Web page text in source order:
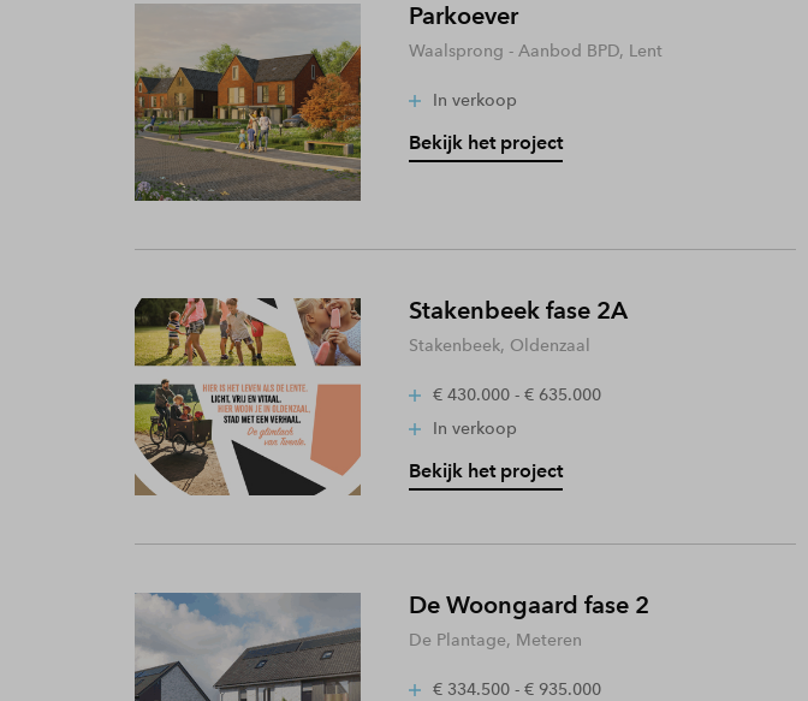
Parkoever
Waalsprong - Aanbod BPD, Lent
In verkoop
Bekijk het project
Stakenbeek fase 2A
Stakenbeek, Oldenzaal
€ 430.000 - € 635.000
In verkoop
Bekijk het project
De Woongaard fase 2
De Plantage, Meteren
€ 334.500 - € 935.000